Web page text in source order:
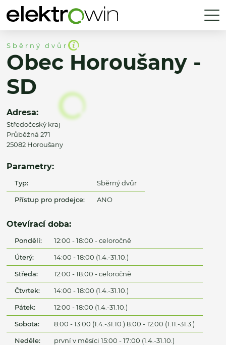
Sběrný dvůr
Obec Horoušany -
SD
Adresa:
Středočeský kraj
Průběžná 271
25082 Horoušany
Parametry:
Typ: Sběrný dvůr
Přístup pro prodejce: ANO
Otevírací doba:
Pondělí: 12:00 - 18:00 - celoročně
Úterý: 14:00 - 18:00 (1.4.-31.10.)
Středa: 12:00 - 18:00 - celoročně
Čtvrtek: 14:00 - 18:00 (1.4.-31.10.)
Pátek: 12:00 - 18:00 (1.4.-31.10.)
Sobota: 8:00 - 13:00 (1.4.-31.10.) 8:00 - 12:00 (1.11.-31.3.)
Neděle: první v měsíci 15:00 - 17:00 (1.4.-31.10.)